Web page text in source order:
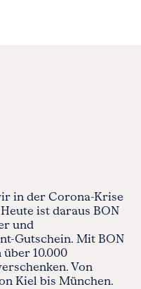
in der Corona-Krise
ist daraus BON
und
Gutschein. Mit BON
über 10.000
Von
Kiel bis München.